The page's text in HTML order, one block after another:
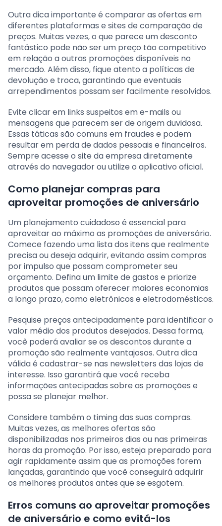
Outra dica importante é comparar as ofertas em
diferentes plataformas e sites de comparação de
preços. Muitas vezes, o que parece um desconto
fantástico pode não ser um preço tão competitivo
em relação a outras promoções disponíveis no
mercado. Além disso, fique atento a políticas de
devolução e troca, garantindo que eventuais
arrependimentos possam ser facilmente resolvidos.
Evite clicar em links suspeitos em e-mails ou
mensagens que parecem ser de origem duvidosa.
Essas táticas são comuns em fraudes e podem
resultar em perda de dados pessoais e financeiros.
Sempre acesse o site da empresa diretamente
através do navegador ou utilize o aplicativo oficial.
Como planejar compras para
aproveitar promoções de aniversário
Um planejamento cuidadoso é essencial para
aproveitar ao máximo as promoções de aniversário.
Comece fazendo uma lista dos itens que realmente
precisa ou deseja adquirir, evitando assim compras
por impulso que possam comprometer seu
orçamento. Defina um limite de gastos e priorize
produtos que possam oferecer maiores economias
a longo prazo, como eletrônicos e eletrodomésticos.
Pesquise preços antecipadamente para identificar o
valor médio dos produtos desejados. Dessa forma,
você poderá avaliar se os descontos durante a
promoção são realmente vantajosos. Outra dica
válida é cadastrar-se nas newsletters das lojas de
interesse. Isso garantirá que você receba
informações antecipadas sobre as promoções e
possa se planejar melhor.
Considere também o timing das suas compras.
Muitas vezes, as melhores ofertas são
disponibilizadas nos primeiros dias ou nas primeiras
horas da promoção. Por isso, esteja preparado para
agir rapidamente assim que as promoções forem
lançadas, garantindo que você conseguirá adquirir
os melhores produtos antes que se esgotem.
Erros comuns ao aproveitar promoções
de aniversário e como evitá-los